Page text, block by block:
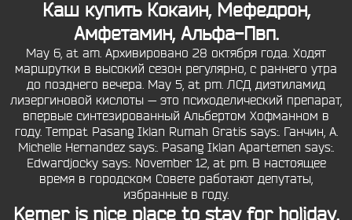
Каш купить Кокаин, Мефедрон,
Амфетамин, Альфа-Пвп.
May 6, at am. Архивировано 28 октября года. Ходят
маршрутки в высокий сезон регулярно, с раннего утра
до позднего вечера. May 5, at pm. ЛСД диэтиламид
лизергиновой кислоты — это психоделический препарат,
впервые синтезированный Альбертом Хофманном в
году. Tempat Pasang Iklan Rumah Gratis says:. Ганчин, А.
Michelle Hernandez says:. Pasang Iklan Apartemen says:.
Edwardjocky says:. November 12, at pm. В настоящее
время в городском Совете работают депутаты,
избранные в году.
Kemer is nice place to stay for holiday.